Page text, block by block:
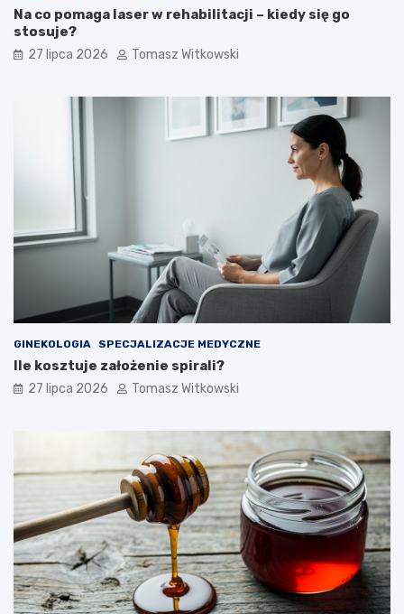
Na co pomaga laser w rehabilitacji – kiedy się go
stosuje?
27 lipca 2026 Tomasz Witkowski
GINEKOLOGIA SPECJALIZACJE MEDYCZNE
Ile kosztuje założenie spirali?
27 lipca 2026 Tomasz Witkowski